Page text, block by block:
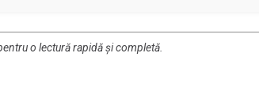
o lectură rapidă și completă.